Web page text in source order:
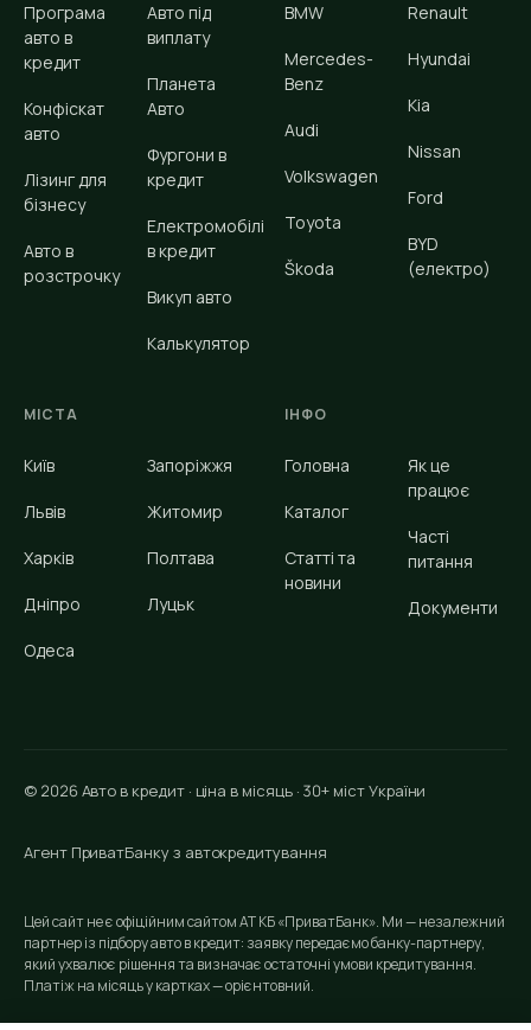
Програма
авто в
кредит
Конфіскат
авто
Лізинг для
бізнесу
Авто в
розстрочку
Авто під
виплату
Планета
Авто
Фургони в
кредит
Електромобілі
в кредит
Викуп авто
Калькулятор
BMW
Mercedes-
Benz
Audi
Volkswagen
Toyota
Škoda
Renault
Hyundai
Kia
Nissan
Ford
BYD
(електро)
МІСТА
Київ
Львів
Харків
Дніпро
Одеса
Запоріжжя
Житомир
Полтава
Луцьк
ІНФО
Головна
Каталог
Статті та
новини
Як це
працює
Часті
питання
Документи
© 2026 Авто в кредит · ціна в місяць · 30+ міст України
Агент ПриватБанку з автокредитування
Цей сайт не є офіційним сайтом АТ КБ «ПриватБанк». Ми — незалежний
партнер із підбору авто в кредит: заявку передаємо банку-партнеру,
який ухвалює рішення та визначає остаточні умови кредитування.
Платіж на місяць у картках — орієнтовний.